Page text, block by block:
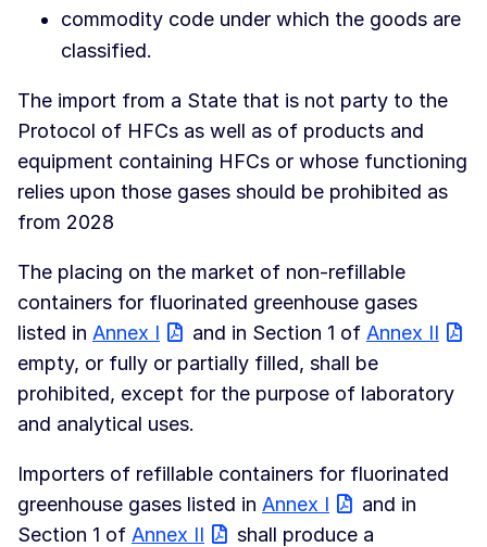
commodity code under which the goods are
classified.
The import from a State that is not party to the
Protocol of HFCs as well as of products and
equipment containing HFCs or whose functioning
relies upon those gases should be prohibited as
from 2028
The placing on the market of non-refillable
containers for fluorinated greenhouse gases
listed in Annex I and in Section 1 of Annex II
empty, or fully or partially filled, shall be
prohibited, except for the purpose of laboratory
and analytical uses.
Importers of refillable containers for fluorinated
greenhouse gases listed in Annex I
and in
Section 1 of Annex II
shall produce a